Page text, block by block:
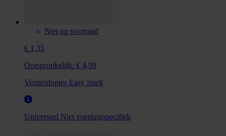
Niet op voorraad
€ 1,35
Oorspronkelijk: € 4,99
Ventieldopjes Easy Snell
Universeel Niet voertuigspecifiek